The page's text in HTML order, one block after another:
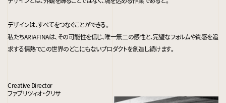
デザインは、すべてをつなぐことができる。
私たちARIAFINAは、その可能性を信じ、唯一無二の感性と、完璧なフォルムや質感を追
求する情熱でこの世界のどこにもないプロダクトを創造し続けます。
Creative Director
ファブリツィオ・クリサ